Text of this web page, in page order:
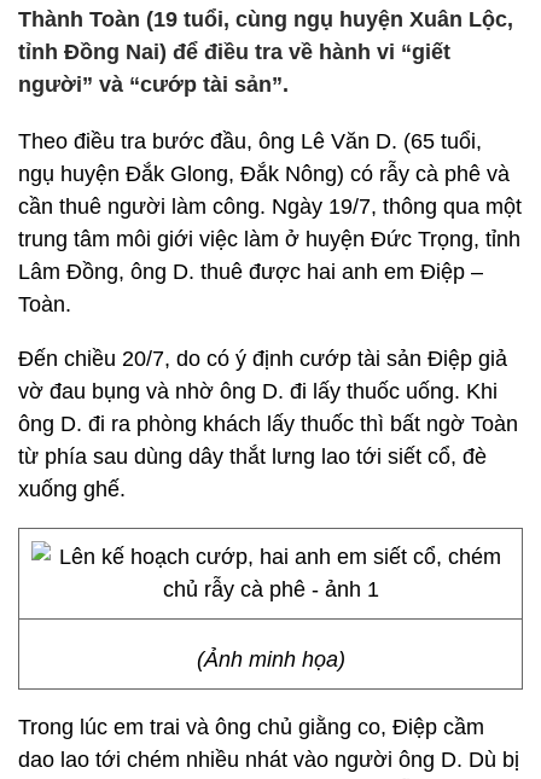
Thành Toàn (19 tuổi, cùng ngụ huyện Xuân Lộc,
tỉnh Đồng Nai) để điều tra về hành vi “giết
người” và “cướp tài sản”.
Theo điều tra bước đầu, ông Lê Văn D. (65 tuổi,
ngụ huyện Đắk Glong, Đắk Nông) có rẫy cà phê và
cần thuê người làm công. Ngày 19/7, thông qua một
trung tâm môi giới việc làm ở huyện Đức Trọng, tỉnh
Lâm Đồng, ông D. thuê được hai anh em Điệp –
Toàn.
Đến chiều 20/7, do có ý định cướp tài sản Điệp giả
vờ đau bụng và nhờ ông D. đi lấy thuốc uống. Khi
ông D. đi ra phòng khách lấy thuốc thì bất ngờ Toàn
từ phía sau dùng dây thắt lưng lao tới siết cổ, đè
xuống ghế.
(Ảnh minh họa)
Trong lúc em trai và ông chủ giằng co, Điệp cầm
dao lao tới chém nhiều nhát vào người ông D. Dù bị